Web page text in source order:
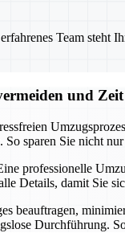
Team
und
sparen Sie nicht
professionelle
Details, damit Sie
beauftragen,
Durchführung.